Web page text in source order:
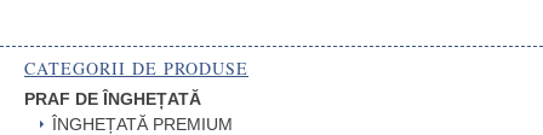
CATEGORII DE PRODUSE
PRAF DE ÎNGHEȚATĂ
ÎNGHEȚATĂ PREMIUM